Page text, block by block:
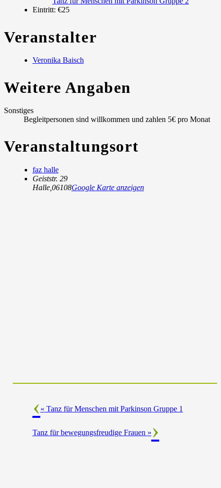
Eintritt: €25
Veranstalter
Veronika Baisch
Weitere Angaben
Sonstiges
Begleitpersonen sind willkommen und zahlen 5€ pro Monat
Veranstaltungsort
faz halle
Geiststr. 29
Halle, 06108Google Karte anzeigen
« Tanz für Menschen mit Parkinson Gruppe 1
Tanz für bewegungsfreudige Frauen »